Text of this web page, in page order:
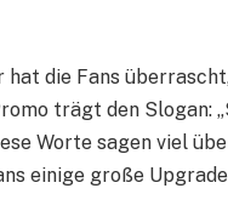
die Fans
trägt den Slogan:
Worte sagen viel
einige große